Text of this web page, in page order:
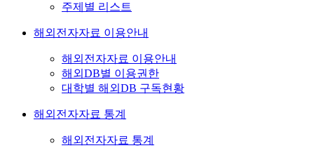
주제별 리스트
해외전자자료 이용안내
해외전자자료 이용안내
해외DB별 이용권한
대학별 해외DB 구독현황
해외전자자료 통계
해외전자자료 통계